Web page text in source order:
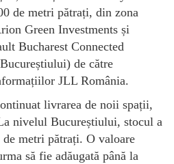
de metri pătrați, din zona
Green Investments și
Bucharest Connected
de către
JLL România.
livrarea de noii spații,
nivelul Bucureștiului, stocul a
de metri pătrați. O valoare
să fie adăugată până la